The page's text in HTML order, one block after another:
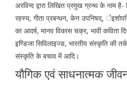
अरविन्द द्वारा लिखित प्रमुख ग्रन्थ के नाम
रहस्य, गीता प्रबन्धन, केन उपनिषद्,
का आदर्ष, मानव विकास चक्र, भावी कविता
इण्डिजा सिविलाइज्ड, भारतीय संस्कृति की
संस्कृति के बचाव में आदि।
यौगिक एवं साधनात्मक